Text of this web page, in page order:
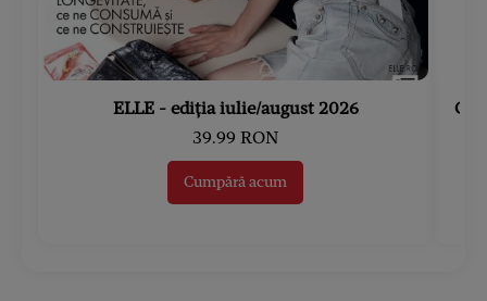
ELLE - ediția iulie/august 2026
39.99 RON
Cumpără acum